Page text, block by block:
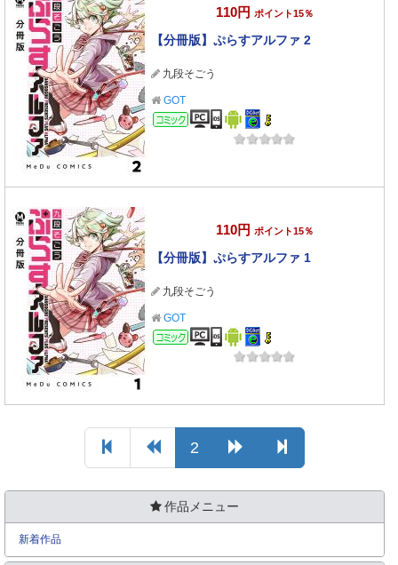
110円 ポイント15％
【分冊版】ぷらすアルファ 2
九段そごう
GOT
コミック
110円 ポイント15％
【分冊版】ぷらすアルファ 1
九段そごう
GOT
コミック
2
作品メニュー
新着作品